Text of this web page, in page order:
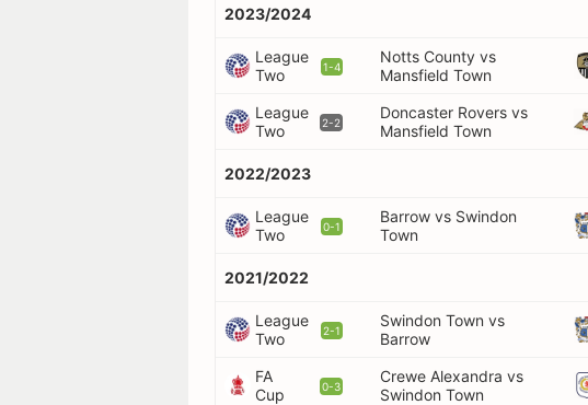
2023/2024
League
Two
1-4
Notts County vs
Mansfield Town
League
Two
2-2
Doncaster Rovers vs
Mansfield Town
2022/2023
League
Two
0-1
Barrow vs Swindon
Town
2021/2022
League
Two
2-1
Swindon Town vs
Barrow
FA
Cup
0-3
Crewe Alexandra vs
Swindon Town